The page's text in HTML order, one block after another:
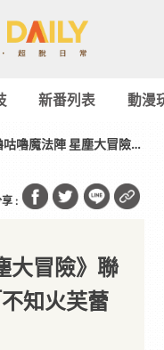
新番列表 動漫
嚕魔法陣 星塵大冒險》
:
大冒險》聯
知火芙蕾